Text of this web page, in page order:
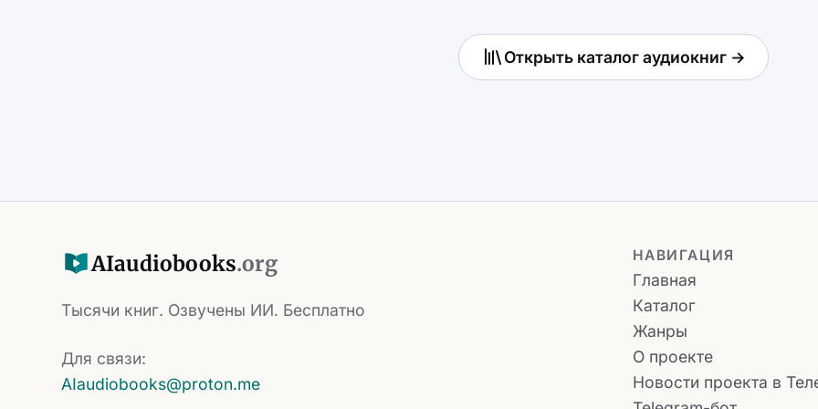
Открыть каталог аудиокниг →
AIaudiobooks.org
Тысячи книг. Озвучены ИИ. Бесплатно
Для связи:
AIaudiobooks@proton.me
НАВИГАЦИЯ
Главная
Каталог
Жанры
О проекте
Новости проекта в